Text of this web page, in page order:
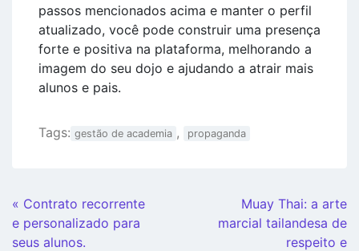
passos mencionados acima e manter o perfil
atualizado, você pode construir uma presença
forte e positiva na plataforma, melhorando a
imagem do seu dojo e ajudando a atrair mais
alunos e pais.
Tags: gestão de academia , propaganda
Continue
Lendo
« Contrato recorrente
e personalizado para
seus alunos.
Muay Thai: a arte
marcial tailandesa de
respeito e